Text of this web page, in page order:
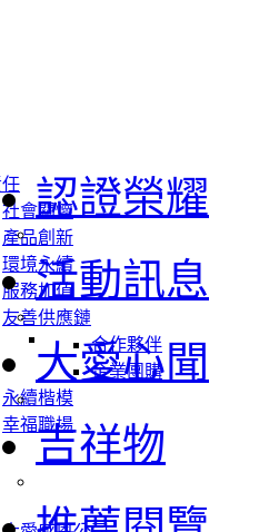
社會關懷
產品創新
環境永續
服務加值
友善供應鏈
合作夥伴
企業團購
永續楷模
幸福職場
認證榮耀
活動訊息
大愛心聞
吉祥物